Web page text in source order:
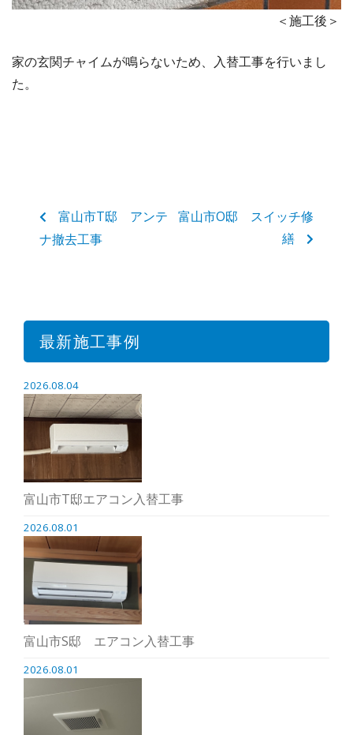
＜施工後＞
家の玄関チャイムが鳴らないため、入替工事を行いまし
た。
富山市T邸 アンテ
ナ撤去工事
富山市O邸 スイッチ修
繕
最新施工事例
2026.08.04
富山市T邸エアコン入替工事
2026.08.01
富山市S邸 エアコン入替工事
2026.08.01